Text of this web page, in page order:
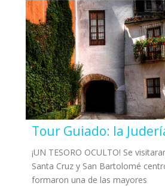
Tour Guiado: la
¡UN TESORO OCULTO! Se
Santa Cruz y San Bartolomé
formaron una de las mayores